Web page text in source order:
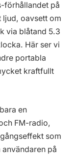
förhållandet på
oavsett om
via blåtand 5.3
Här ser vi
portabla
kraftfullt
en
FM-radio,
som
på